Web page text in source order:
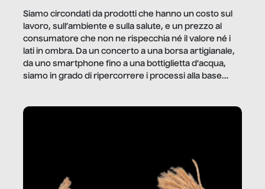
Siamo circondati da prodotti che hanno un costo sul
lavoro, sull’ambiente e sulla salute, e un prezzo al
consumatore che non ne rispecchia né il valore né i
lati in ombra. Da un concerto a una borsa artigianale,
da uno smartphone fino a una bottiglietta d’acqua,
siamo in grado di ripercorrere i processi alla base
dietro gli oggetti e i servizi che fanno la nostra vita